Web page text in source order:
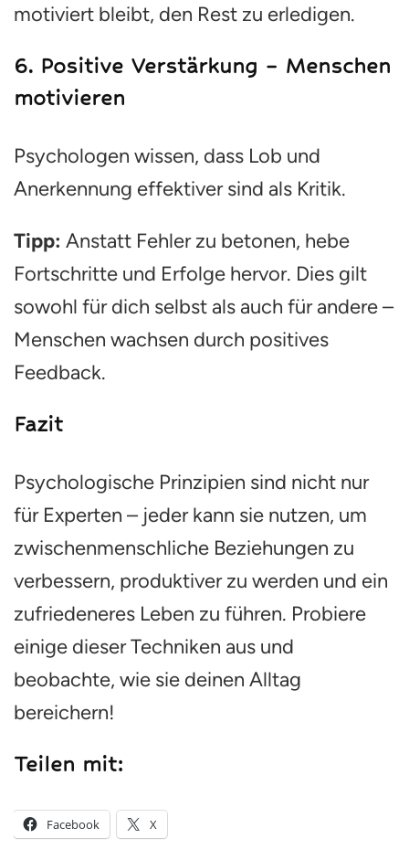
motiviert bleibt, den Rest zu erledigen.
6. Positive Verstärkung – Menschen
motivieren
Psychologen wissen, dass Lob und
Anerkennung effektiver sind als Kritik.
Tipp: Anstatt Fehler zu betonen, hebe
Fortschritte und Erfolge hervor. Dies gilt
sowohl für dich selbst als auch für andere –
Menschen wachsen durch positives
Feedback.
Fazit
Psychologische Prinzipien sind nicht nur
für Experten – jeder kann sie nutzen, um
zwischenmenschliche Beziehungen zu
verbessern, produktiver zu werden und ein
zufriedeneres Leben zu führen. Probiere
einige dieser Techniken aus und
beobachte, wie sie deinen Alltag
bereichern!
Teilen mit:
Facebook X